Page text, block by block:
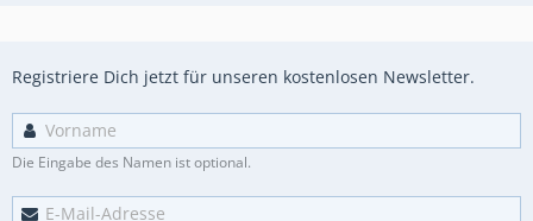
Registriere Dich jetzt für unseren kostenlosen Newsletter.
Die Eingabe des Namen ist optional.